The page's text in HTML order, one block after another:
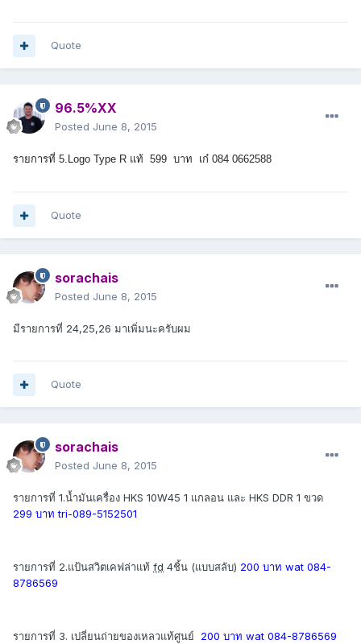
Quote
96.5%XX
Posted June 8, 2015
รายการที่ 5. Logo Type R แท้ 599 บาท เก๋ 084 0662588
Quote
sorachais
Posted June 8, 2015
มีรายการที่ 24,25,26 มาเพิ่มนะครับผม
Quote
sorachais
Posted June 8, 2015
รายการที่ 1.น้ำมันเครื่อง HKS 10W45 1 แกลอน และ HKS DDR 1 ขวด
299 บาท tri-089-5152501
รายการที่ 2.แป้นสวิตเคฟล่าแท้ fd 4ชิ้น (แบบสลับ) 200 บาท wat 084-
8786569
รายการที่ 3. เปลี่ยนถ่ายของเหลวแท้ศูนย์ 200 บาท wat 084-8786569